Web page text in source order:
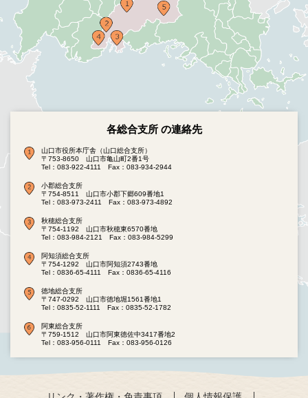
各総合支所 の連絡先
山口市役所本庁舎（山口総合支所）
〒753-8650 山口市亀山町2番1号
Tel：083-922-4111
Fax：083-934-2944
小郡総合支所
〒754-8511 山口市小郡下郷609番地1
Tel：083-973-2411
Fax：083-973-4892
秋穂総合支所
〒754-1192 山口市秋穂東6570番地
Tel：083-984-2121
Fax：083-984-5299
阿知須総合支所
〒754-1292 山口市阿知須2743番地
Tel：0836-65-4111
Fax：0836-65-4116
徳地総合支所
〒747-0292 山口市徳地堀1561番地1
Tel：0835-52-1111
Fax：0835-52-1782
阿東総合支所
〒759-1512 山口市阿東徳佐中3417番地2
Tel：083-956-0111
Fax：083-956-0126